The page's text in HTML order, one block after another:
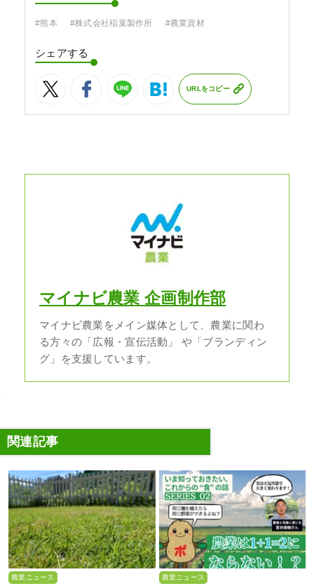
#熊本 #株式会社稲葉製作所 #農業資材
シェアする
URLをコピー
マイナビ農業 企画制作部
マイナビ農業をメイン媒体として、農業に関わ
る方々の「広報・宣伝活動」 や「ブランディン
グ」を支援しています。
関連記事
農業ニュース 農業ニュース